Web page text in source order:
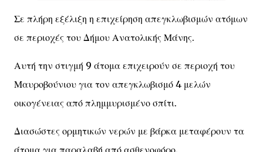
Σε πλήρη εξέλιξη η επιχείρηση απεγκλωβισμών ατόμων
σε περιοχές του Δήμου Ανατολικής Μάνης.
Αυτή την στιγμή 9 άτομα επιχειρούν σε περιοχή του
Μαυροβούνιου για τον απεγκλωβισμό 4 μελών
οικογένειας από πλημμυρισμένο σπίτι.
Διασώστες ορμητικών νερών με βάρκα μεταφέρουν τα
άτομα για παραλαβή από ασθενοφόρο.